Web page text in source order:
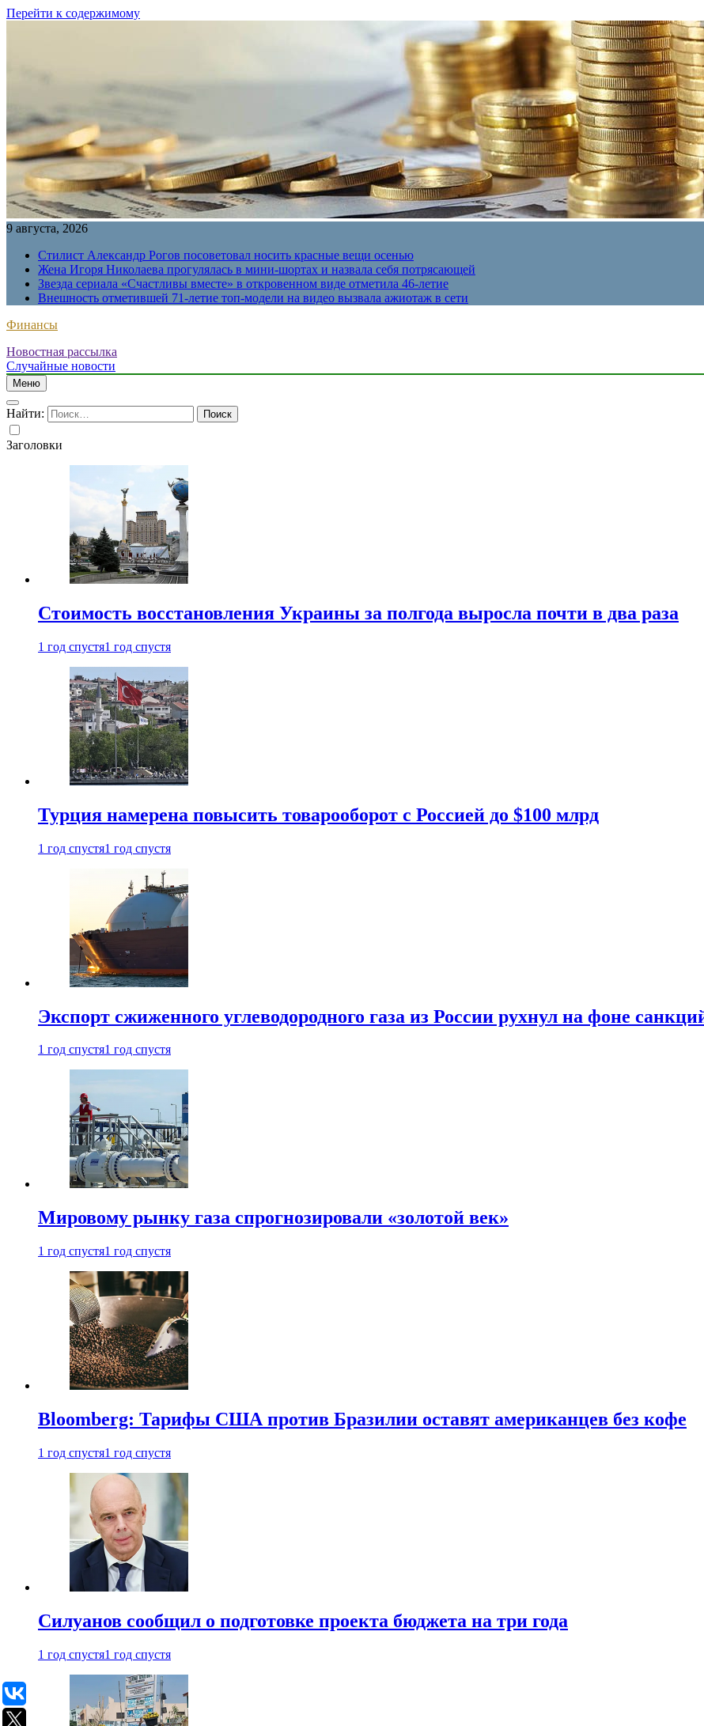
Перейти к содержимому
9 августа, 2026
Стилист Александр Рогов посоветовал носить красные вещи осенью
Жена Игоря Николаева прогулялась в мини-шортах и назвала себя потрясающей
Звезда сериала «Счастливы вместе» в откровенном виде отметила 46-летие
Внешность отметившей 71-летие топ-модели на видео вызвала ажиотаж в сети
Финансы
Новостная рассылка
Случайные новости
Меню
Найти:
Заголовки
Стоимость восстановления Украины за полгода выросла почти в два раза
1 год спустя1 год спустя
Турция намерена повысить товарооборот с Россией до $100 млрд
1 год спустя1 год спустя
Экспорт сжиженного углеводородного газа из России рухнул на фоне
1 год спустя1 год спустя
Мировому рынку газа спрогнозировали «золотой век»
1 год спустя1 год спустя
Bloomberg: Тарифы США против Бразилии оставят американцев без кофе
1 год спустя1 год спустя
Силуанов сообщил о подготовке проекта бюджета на три года
1 год спустя1 год спустя